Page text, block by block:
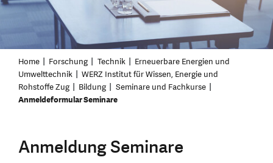
Home Forschung Technik
Erneuerbare Energien und
Umwelttechnik
WERZ Institut für Wissen, Energie und
Rohstoffe Zug
Bildung
Seminare und Fachkurse
Anmeldeformular Seminare
Anmeldung Seminare